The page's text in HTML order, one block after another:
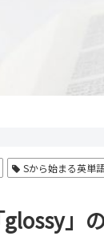
Sから始まる英単
glossy」